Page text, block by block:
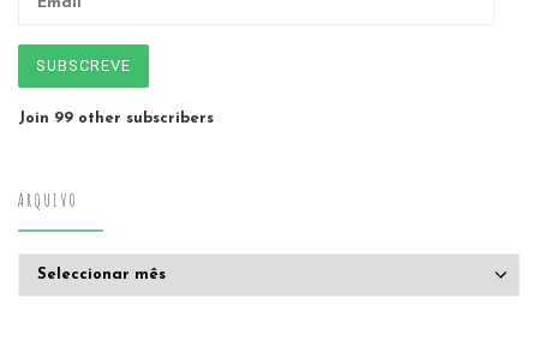
SUBSCREVE
Join 99 other subscribers
ARQUIVO